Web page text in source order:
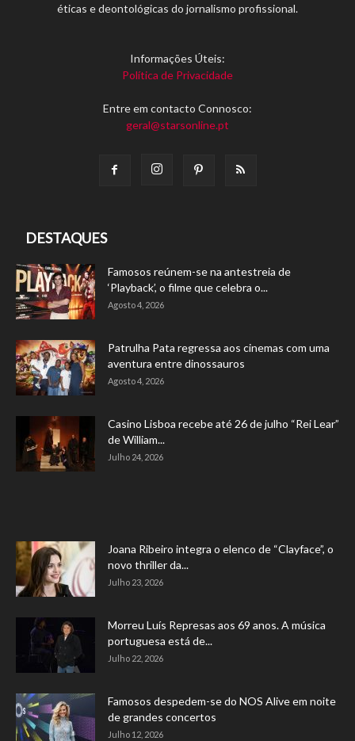
éticas e deontológicas do jornalismo profissional.
Informações Úteis:
Política de Privacidade
Entre em contacto Connosco:
geral@starsonline.pt
DESTAQUES
Famosos reúnem-se na antestreia de
‘Playback’, o filme que celebra o...
Agosto 4, 2026
Patrulha Pata regressa aos cinemas com uma
aventura entre dinossauros
Agosto 4, 2026
Casino Lisboa recebe até 26 de julho “Rei Lear”
de William...
Julho 24, 2026
Joana Ribeiro integra o elenco de “Clayface”, o
novo thriller da...
Julho 23, 2026
Morreu Luís Represas aos 69 anos. A música
portuguesa está de...
Julho 22, 2026
Famosos despedem-se do NOS Alive em noite
de grandes concertos
Julho 12, 2026